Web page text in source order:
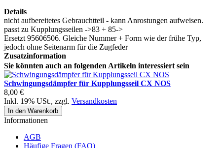
Details
nicht aufbereitetes Gebrauchtteil - kann Anrostungen aufweisen.
passt zu Kupplungsseilen ->83 + 85->
Ersetzt 95606506. Gleiche Nummer + Form wie der frühe Typ,
jedoch ohne Seitenarm für die Zugfeder
Zusatzinformation
Sie könnten auch an folgenden Artikeln interessiert sein
Schwingungsdämpfer für Kupplungsseil CX NOS
8,00 €
Inkl. 19% USt., zzgl. Versandkosten
In den Warenkorb
Informationen
AGB
Häufige Fragen (FAQ)